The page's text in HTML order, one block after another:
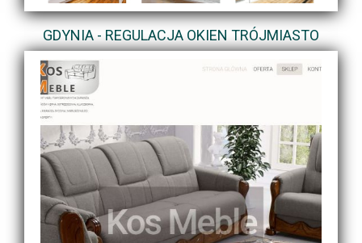
GDYNIA - REGULACJA OKIEN TRÓJMIASTO